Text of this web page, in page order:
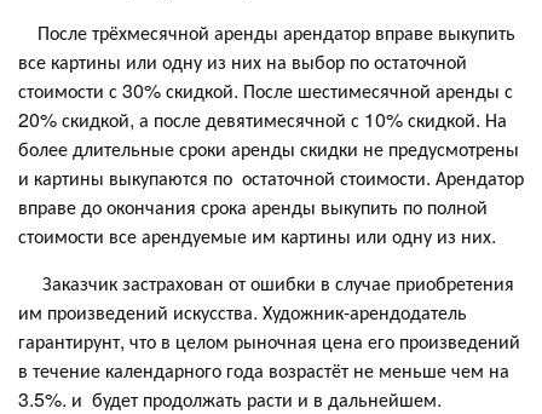
После трёхмесячной аренды арендатор вправе выкупить
все картины или одну из них на выбор по остаточной
стоимости с 30% скидкой. После шестимесячной аренды с
20% скидкой, а после девятимесячной с 10% скидкой. На
более длительные сроки аренды скидки не предусмотрены
и картины выкупаются по остаточной стоимости. Арендатор
вправе до окончания срока аренды выкупить по полной
стоимости все арендуемые им картины или одну из них.
Заказчик застрахован от ошибки в случае приобретения
им произведений искусства. Художник-арендодатель
гарантирунт, что в целом рыночная цена его произведений
в течение календарного года возрастёт не меньше чем на
3.5%. и будет продолжать расти и в дальнейшем.